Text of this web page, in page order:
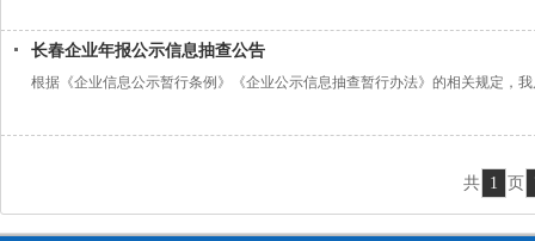
长春企业年报公示信息抽查公告
根据《企业信息公示暂行条例》《企业公示信息抽查暂行办法》的相关规定，
共 1 页